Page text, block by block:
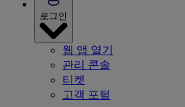
로그인
웹 앱 열기
관리 콘솔
티켓
고객 포털